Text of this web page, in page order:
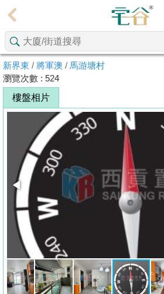
理
主
頁
搵
樓/
主
放
盤
宅
按
揭
新界東 / 將軍澳 / 馬游塘村
瀏覽次數 : 524
樓盤相片